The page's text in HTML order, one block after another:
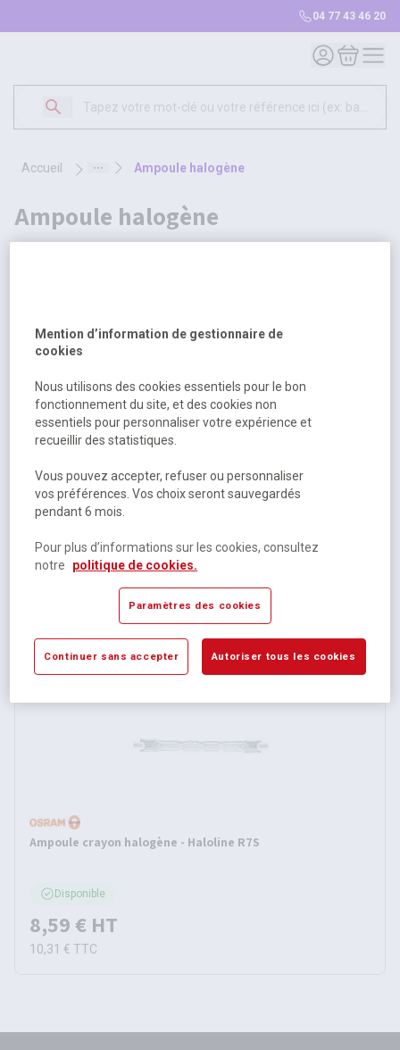
04 77 43 46 20
Mon compte
Mon
accueil ampoule halogène
ampoule halogène
Lampe halogène Halopin - G9 - 20 à 33 W
Disponible
Ampoule crayon halogène - Haloline R7S
Disponible
8,59 € HT
10,31 € TTC
Mention d’information de gestionnaire de
cookies
Nous utilisons des cookies essentiels pour le bon
fonctionnement du site, et des cookies non
essentiels pour personnaliser votre expérience et
recueillir des statistiques.
Vous pouvez accepter, refuser ou personnaliser
vos préférences. Vos choix seront sauvegardés
pendant 6 mois.
Pour plus d’informations sur les cookies, consultez
notre
politique de cookies.
Paramètres des cookies
Continuer sans accepter Autoriser tous les cookies